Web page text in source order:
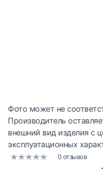
Фото может не
Производитель
внешний вид изделия с
эксплуатационных
0 отзывов